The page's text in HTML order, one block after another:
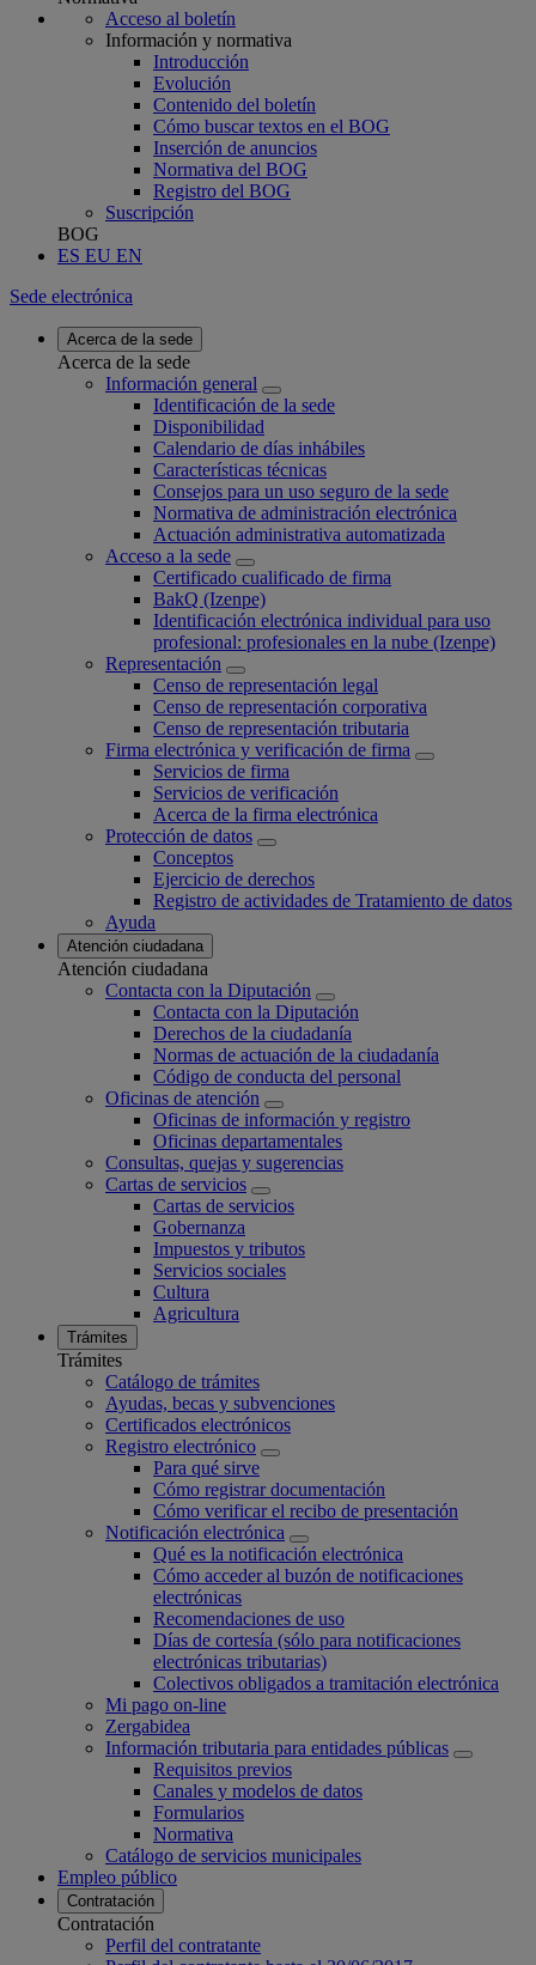
Acceso al boletín
Información y normativa
Introducción
Evolución
Contenido del boletín
Cómo buscar textos en el BOG
Inserción de anuncios
Normativa del BOG
Registro del BOG
Suscripción
BOG
ES EU EN
Sede electrónica
Acerca de la sede
Acerca de la sede
Información general
Identificación de la sede
Disponibilidad
Calendario de días inhábiles
Características técnicas
Consejos para un uso seguro de la sede
Normativa de administración electrónica
Actuación administrativa automatizada
Acceso a la sede
Certificado cualificado de firma
BakQ (Izenpe)
Identificación electrónica individual para uso
profesional: profesionales en la nube (Izenpe)
Representación
Censo de representación legal
Censo de representación corporativa
Censo de representación tributaria
Firma electrónica y verificación de firma
Servicios de firma
Servicios de verificación
Acerca de la firma electrónica
Protección de datos
Conceptos
Ejercicio de derechos
Registro de actividades de Tratamiento de datos
Ayuda
Atención ciudadana
Atención ciudadana
Contacta con la Diputación
Contacta con la Diputación
Derechos de la ciudadanía
Normas de actuación de la ciudadanía
Código de conducta del personal
Oficinas de atención
Oficinas de información y registro
Oficinas departamentales
Consultas, quejas y sugerencias
Cartas de servicios
Cartas de servicios
Gobernanza
Impuestos y tributos
Servicios sociales
Cultura
Agricultura
Trámites
Trámites
Catálogo de trámites
Ayudas, becas y subvenciones
Certificados electrónicos
Registro electrónico
Para qué sirve
Cómo registrar documentación
Cómo verificar el recibo de presentación
Notificación electrónica
Qué es la notificación electrónica
Cómo acceder al buzón de notificaciones
electrónicas
Recomendaciones de uso
Días de cortesía (sólo para notificaciones
electrónicas tributarias)
Colectivos obligados a tramitación electrónica
Mi pago on-line
Zergabidea
Información tributaria para entidades públicas
Requisitos previos
Canales y modelos de datos
Formularios
Normativa
Catálogo de servicios municipales
Empleo público
Contratación
Contratación
Perfil del contratante